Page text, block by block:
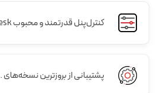
کنترل‌پنل قدرتمند و محبوب Plesk
پشتیبانی از بروزترین نسخه‌های .Net Core